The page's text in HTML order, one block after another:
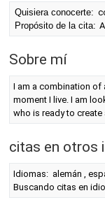
Quisiera conocerte:
Propósito de la cita:
Sobre mí
I am a combination of
moment I live. I am
who is ready to
citas en otros
Idiomas: alemán ,
Buscando citas en